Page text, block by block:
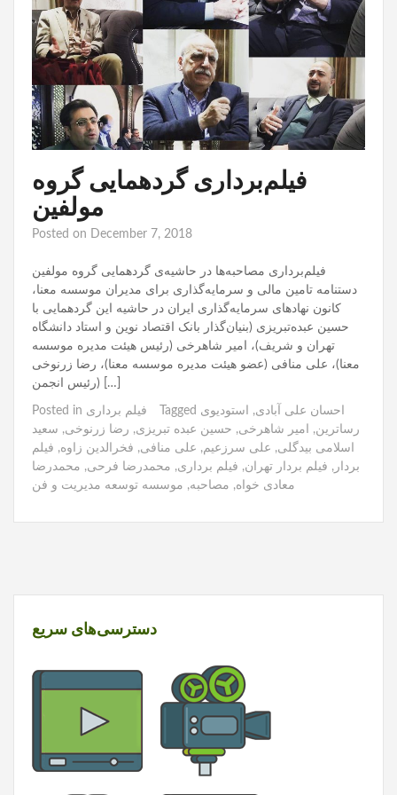
فیلم‌برداری گردهمایی گروه
مولفین
Posted on December 7, 2018
فیلم‌برداری مصاحبه‌‌ها در حاشیه‌ی گردهمایی گروه مولفین
دستنامه تامین مالی و سرمایه‌گذاری برای مدیران موسسه معنا،
کانون نهادهای سرمایه‌گذاری ایران در حاشیه این گردهمایی با
حسین عبده‌تبریزی (بنیان‌گذار بانک اقتصاد نوین و استاد دانشگاه
تهران و شریف)، امیر شاهرخی (رئیس هیئت مدیره موسسه
معنا)، علی منافی (عضو هیئت مدیره موسسه معنا)، رضا زرنوخی
(رئیس انجمن […]
Posted in فیلم برداری Tagged احسان علی آبادی,
استودیوی
رساترین, امیر شاهرخی, حسین عبده تبریزی, رضا زرنوخی, سعید
اسلامی بیدگلی, علی سرزعیم, علی منافی, فخرالدین زاوه, فیلم
بردار , فیلم بردار تهران, فیلم برداری, محمدرضا فرحی, محمدرضا
معادی خواه, مصاحبه, موسسه توسعه مدیریت و فن
دسترسی‌های سریع